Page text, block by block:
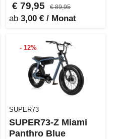
€ 79,95 € 89,95
ab 3,00 € / Monat
- 12%
SUPER73
SUPER73-Z Miami
Panthro Blue